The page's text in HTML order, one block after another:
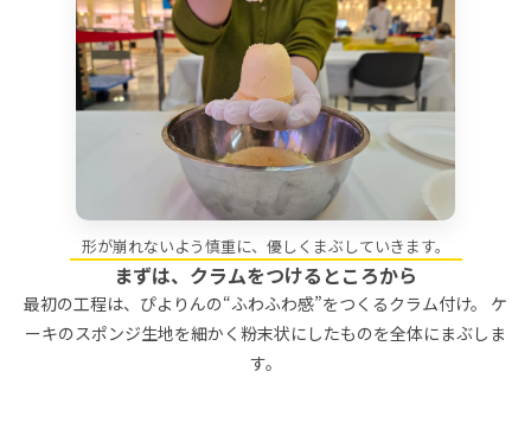
形が崩れないよう慎重に、優しくまぶしていきます。
まずは、クラムをつけるところから
最初の工程は、ぴよりんの“ふわふわ感”をつくるクラム付け。 ケ
ーキのスポンジ生地を細かく粉末状にしたものを全体にまぶしま
す。